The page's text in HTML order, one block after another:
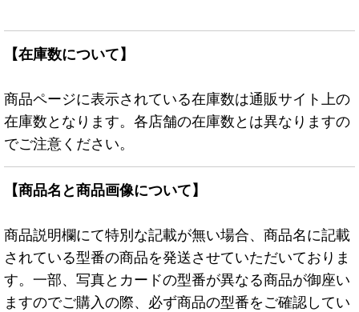
【在庫数について】
商品ページに表示されている在庫数は通販サイト上の
在庫数となります。各店舗の在庫数とは異なりますの
でご注意ください。
【商品名と商品画像について】
商品説明欄にて特別な記載が無い場合、商品名に記載
されている型番の商品を発送させていただいておりま
す。一部、写真とカードの型番が異なる商品が御座い
ますのでご購入の際、必ず商品の型番をご確認してい